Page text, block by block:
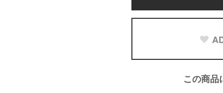
この商品